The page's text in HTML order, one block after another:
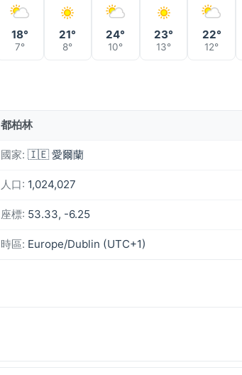
18°
7°
21°
8°
24°
10°
23°
13°
22°
12°
都柏林
國家: 🇮🇪 愛爾蘭
人口: 1,024,027
座標: 53.33, -6.25
時區: Europe/Dublin (UTC+1)